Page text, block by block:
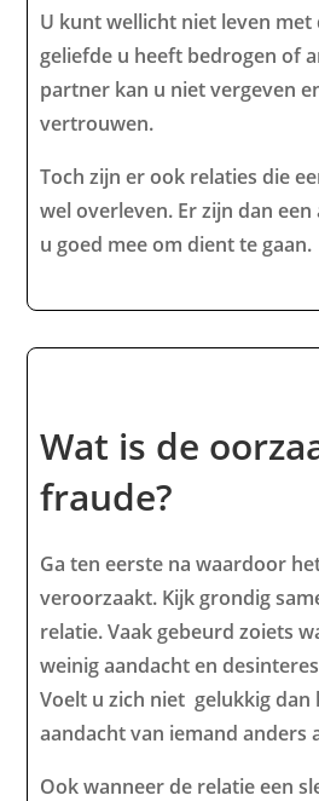
U kunt wellicht niet leven met
geliefde u heeft bedrogen of
partner kan u niet vergeven
vertrouwen.
Toch zijn er ook relaties die
wel overleven. Er zijn dan
u goed mee om dient te gaan.
Wat is de
fraude?
Ga ten eerste na waardoor
veroorzaakt. Kijk grondig
relatie. Vaak gebeurd zoiets
weinig aandacht en
Voelt u zich niet gelukkig dan
aandacht van iemand anders
Ook wanneer de relatie een